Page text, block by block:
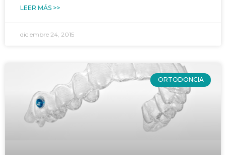
LEER MÁS >>
diciembre 24, 2015
ORTODONCIA